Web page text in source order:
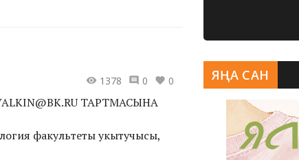
1378 0 0
ТАРТМАСЫНА
факультеты укытучысы,
ЯҢА САН